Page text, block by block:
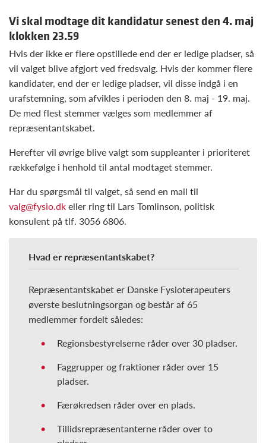
Vi skal modtage dit kandidatur senest den 4. maj
klokken 23.59
Hvis der ikke er flere opstillede end der er ledige pladser, så
vil valget blive afgjort ved fredsvalg. Hvis der kommer flere
kandidater, end der er ledige pladser, vil disse indgå i en
urafstemning, som afvikles i perioden den 8. maj - 19. maj.
De med flest stemmer vælges som medlemmer af
repræsentantskabet.
Herefter vil øvrige blive valgt som suppleanter i prioriteret
rækkefølge i henhold til antal modtaget stemmer.
Har du spørgsmål til valget, så send en mail til
valg@fysio.dkeller ring til Lars Tomlinson, politisk
konsulent på tlf. 3056 6806.
Hvad er repræsentantskabet?
Repræsentantskabet er Danske Fysioterapeuters
øverste beslutningsorgan og består af 65
medlemmer fordelt således:
Regionsbestyrelserne råder over 30 pladser.
Faggrupper og fraktioner råder over 15
pladser.
Færøkredsen råder over en plads.
Tillidsrepræsentanterne råder over to